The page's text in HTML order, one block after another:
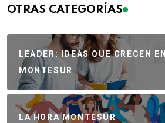
OTRAS CATEGORÍAS
LEADER: IDEAS QUE CRECEN EN
MONTESUR
LA HORA MONTESUR